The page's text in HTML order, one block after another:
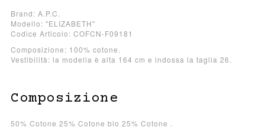
Brand: A.P.C.
Modello: "ELIZABETH"
Codice Articolo: COFCN-F09181
Composizione: 100% cotone.
Vestibilità: la modella è alta 164 cm e indossa la taglia 26.
Composizione
50% Cotone 25% Cotone bio 25% Cotone .